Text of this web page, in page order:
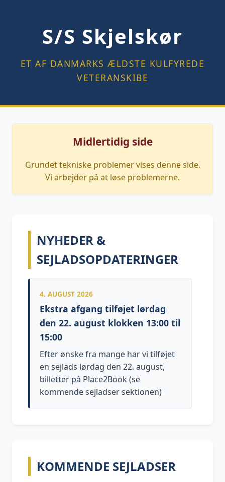
S/S Skjelskør
ET AF DANMARKS ÆLDSTE KULFYREDE
VETERANSKIBE
Midlertidig side
Grundet tekniske problemer vises denne side.
Vi arbejder på at løse problemerne.
NYHEDER &
SEJLADSOPDATERINGER
4. AUGUST 2026
Ekstra afgang tilføjet lørdag
den 22. august klokken 13:00 til
15:00
Efter ønske fra mange har vi tilføjet
en sejlads lørdag den 22. august,
billetter på Place2Book (se
kommende sejladser sektionen)
KOMMENDE SEJLADSER